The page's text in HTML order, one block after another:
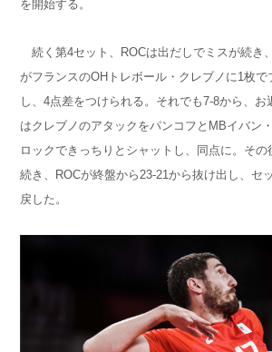
を開始する。
続く第4セット、ROCは出だしでミスが続き
がフランスのOHトレボール・クレブノに1枚
し、4点差をつけられる。それでも7-8から、
はクレブノのアタックをパンコフとMBイバン
ロックできっちりとシャットし、同点に。そ
続き、ROCが終盤から23-21から抜け出し、セ
戻した。